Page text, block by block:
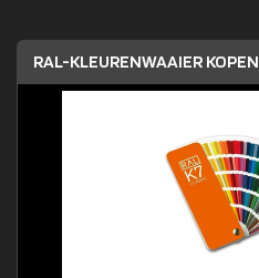
RAL-KLEURENWAAIER KOPEN